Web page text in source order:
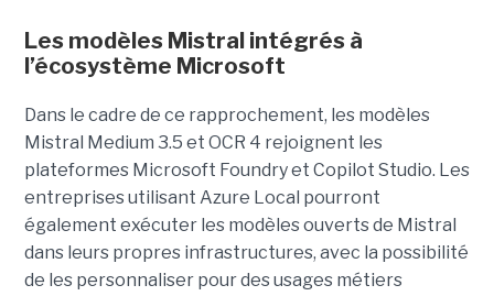
Les modèles Mistral intégrés à
l’écosystème Microsoft
Dans le cadre de ce rapprochement, les modèles
Mistral Medium 3.5 et OCR 4 rejoignent les
plateformes Microsoft Foundry et Copilot Studio. Les
entreprises utilisant Azure Local pourront
également exécuter les modèles ouverts de Mistral
dans leurs propres infrastructures, avec la possibilité
de les personnaliser pour des usages métiers